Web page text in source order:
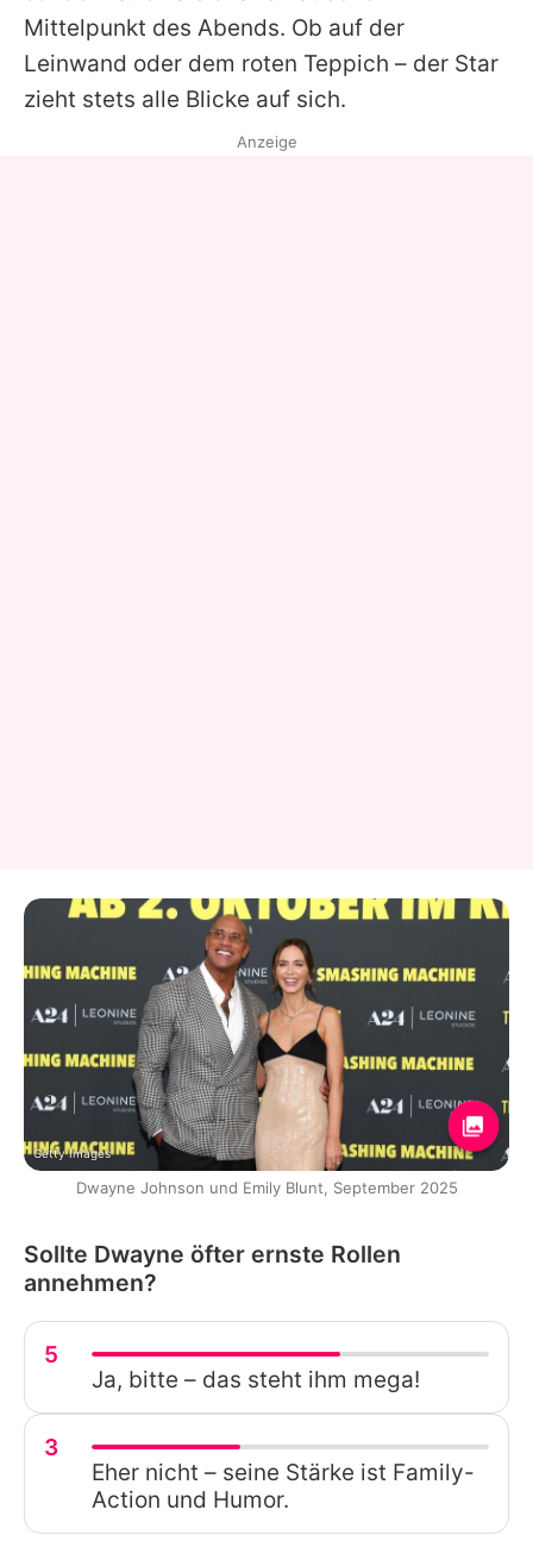
Mittelpunkt des Abends. Ob auf der
Leinwand oder dem roten Teppich – der Star
zieht stets alle Blicke auf sich.
Anzeige
Getty Images
Dwayne Johnson und Emily Blunt, September 2025
Sollte Dwayne öfter ernste Rollen
annehmen?
5
Ja, bitte – das steht ihm mega!
3
Eher nicht – seine Stärke ist Family-
Action und Humor.